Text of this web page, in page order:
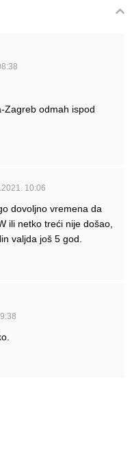
Zagreb odmah ispod
10:06
dovoljno vremena da
ili netko treći nije došao,
valjda još 5 god.